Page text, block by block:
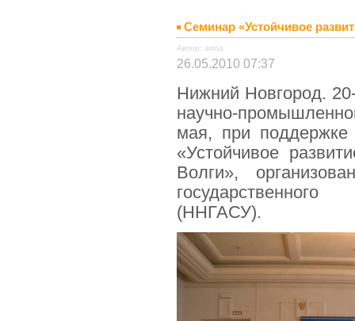
Семинар «Устойчивое
Автор: anna
26.05.2010 07:37
Нижний Новгород.
научно-
мая, при
«Устойчивое
Волги»,
государственного
(ННГАСУ).